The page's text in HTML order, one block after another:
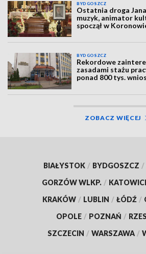
BYDGOSZCZ
Ostatnia droga
muzyk, animator
spoczął w
BYDGOSZCZ
Rekordowe
zasadami stażu
ponad 800 tys.
ZOBACZ WIĘCEJ
BIAŁYSTOK / BYDGOSZCZ /
GORZÓW WLKP. /
KRAKÓW / LUBLIN / ŁÓDŹ /
OPOLE / POZNAŃ /
SZCZECIN / WARSZAWA /